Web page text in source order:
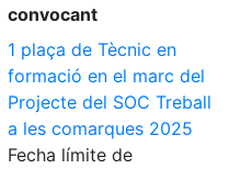
convocant
1 plaça de Tècnic en
formació en el marc del
Projecte del SOC Treball
a les comarques 2025
Fecha límite de